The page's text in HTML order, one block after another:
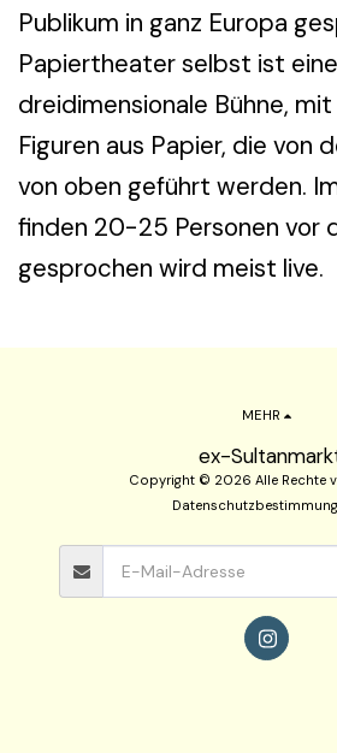
Publikum in ganz Europa
Papiertheater selbst ist
dreidimensionale Bühne, mit
Figuren aus Papier, die von
von oben geführt werden.
finden 20-25 Personen vor
gesprochen wird meist live.
ex-
Copyright © 2026 Alle Rechte
MEHR